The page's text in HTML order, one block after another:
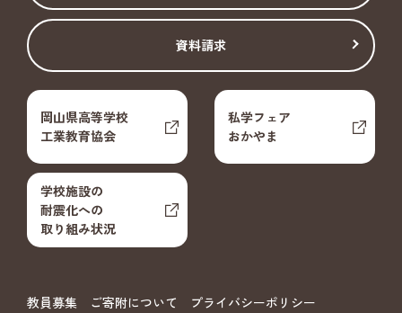
資料請求
岡山県高等学校
工業教育協会
私学フェア
おかやま
学校施設の
耐震化への
取り組み状況
教員募集 ご寄附について プライバシーポリシー